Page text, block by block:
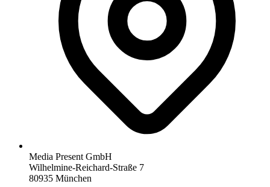
Media Present GmbH
Wilhelmine-Reichard-Straße 7
80935 München